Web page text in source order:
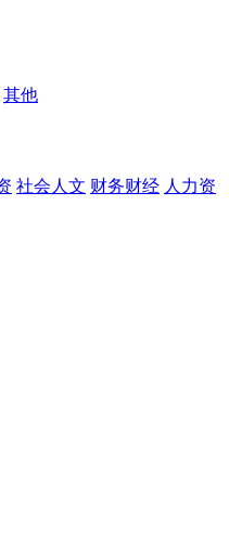
其他
社会人文 财务财经 人力资